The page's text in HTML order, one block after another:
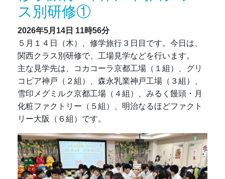
ス別研修①
2026年5月14日 11時56分
５月１４日（木）、修学旅行３日目です。今日は、
関西クラス別研修で、工場見学などを行います。
主な見学先は、コカコーラ京都工場（１組）、グリ
コピア神戸（２組）、森永乳業神戸工場（３組）、
雪印メグミルク京都工場（４組）、みるく饅頭・月
化粧ファクトリー（５組）、明治なるほどファクト
リー大阪（６組）です。